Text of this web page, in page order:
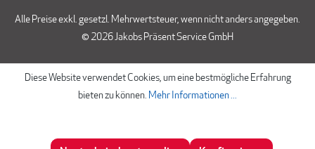
Alle Preise exkl. gesetzl. Mehrwertsteuer, wenn nicht anders angegeben.
© 2026 Jakobs Präsent Service GmbH
Diese Website verwendet Cookies, um eine bestmögliche Erfahrung
bieten zu können. Mehr Informationen ...